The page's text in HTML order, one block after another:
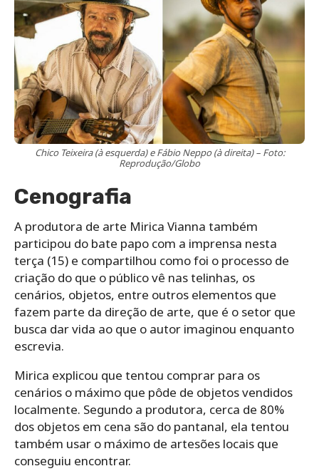
Chico Teixeira (à esquerda) e Fábio Neppo (à direita) – Foto:
Reprodução/Globo
Cenografia
A produtora de arte Mirica Vianna também
participou do bate papo com a imprensa nesta
terça (15) e compartilhou como foi o processo de
criação do que o público vê nas telinhas, os
cenários, objetos, entre outros elementos que
fazem parte da direção de arte, que é o setor que
busca dar vida ao que o autor imaginou enquanto
escrevia.
Mirica explicou que tentou comprar para os
cenários o máximo que pôde de objetos vendidos
localmente. Segundo a produtora, cerca de 80%
dos objetos em cena são do pantanal, ela tentou
também usar o máximo de artesões locais que
conseguiu encontrar.